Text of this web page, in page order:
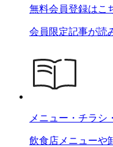
無料会員登録はこ
会員限定記事が読
メニュー・チラシ
飲食店メニューや